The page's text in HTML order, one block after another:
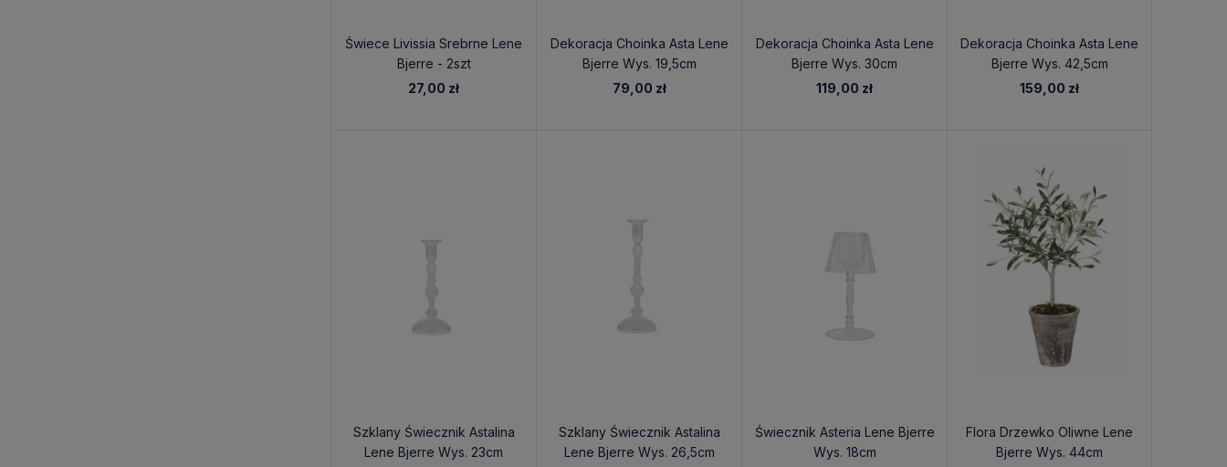
Świece Livissia Srebrne Lene
Bjerre - 2szt
27,00 zł
Dekoracja Choinka Asta Lene
Bjerre Wys. 19,5cm
79,00 zł
Dekoracja Choinka Asta Lene
Bjerre Wys. 30cm
119,00 zł
Dekoracja Choinka Asta Lene
Bjerre Wys. 42,5cm
159,00 zł
Szklany Świecznik Astalina
Lene Bjerre Wys. 23cm
Szklany Świecznik Astalina
Lene Bjerre Wys. 26,5cm
Świecznik Asteria Lene Bjerre
Wys. 18cm
Flora Drzewko Oliwne Lene
Bjerre Wys. 44cm